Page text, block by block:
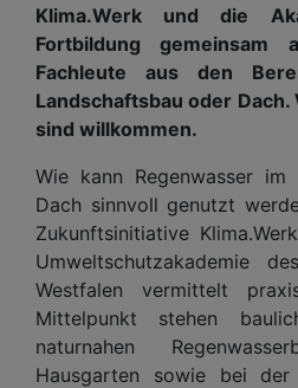
Klima.Werk und die
Fortbildung gemeinsam
Fachleute aus den
Landschaftsbau oder
sind willkommen.
Wie kann Regenwasser
Dach sinnvoll genutzt
Zukunftsinitiative
Umweltschutzakademie
Westfalen vermittelt
Mittelpunkt stehen
naturnahen
Hausgarten sowie bei der